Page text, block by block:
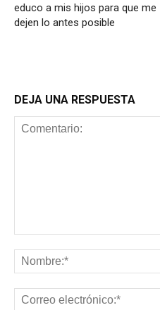
educo a mis hijos para que me
dejen lo antes posible
DEJA UNA RESPUESTA